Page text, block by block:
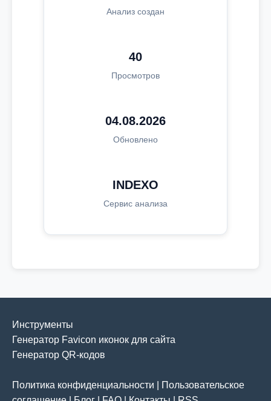
Анализ создан
40
Просмотров
04.08.2026
Обновлено
INDEXO
Сервис анализа
Инструменты
Генератор Favicon иконок для сайта
Генератор QR-кодов
Политика конфиденциальности
Пользовательское